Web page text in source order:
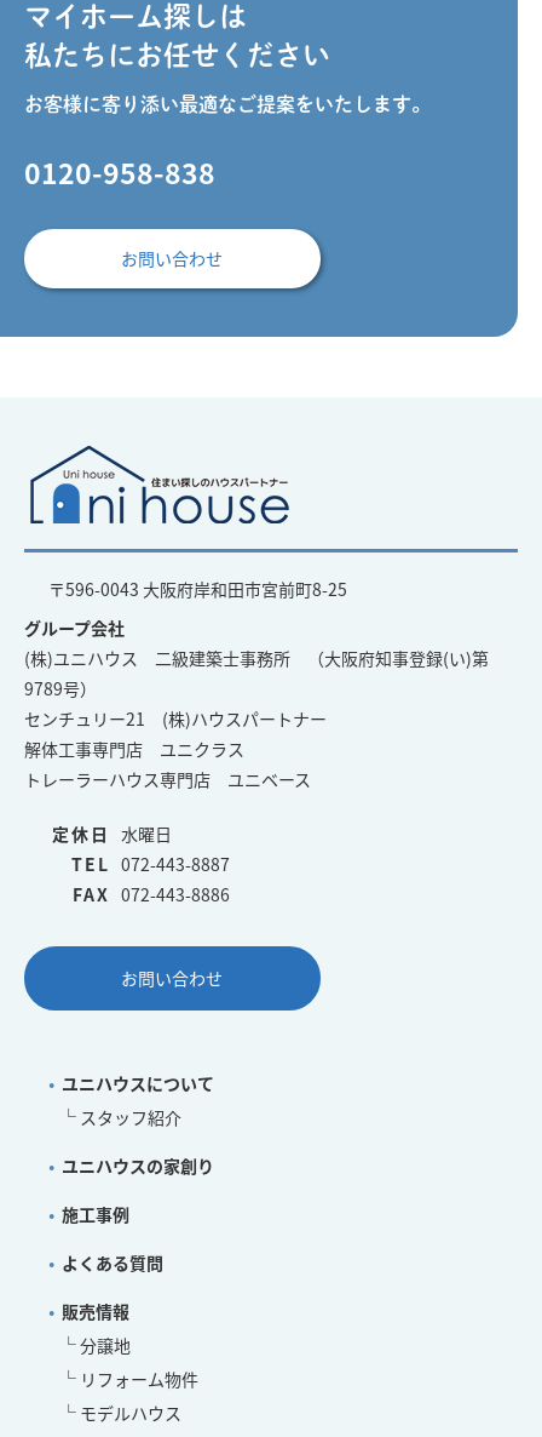
マイホーム探しは
私たちにお任せください
お客様に寄り添い最適なご提案をいたします。
0120-958-838
お問い合わせ
〒596-0043 大阪府岸和田市宮前町8-25
グループ会社
(株)ユニハウス 二級建築士事務所 （大阪府知事登録(い)第
9789号）
センチュリー21 (株)ハウスパートナー
解体工事専門店 ユニクラス
トレーラーハウス専門店 ユニベース
定休日
水曜日
TEL 072-443-8887
FAX 072-443-8886
お問い合わせ
ユニハウスについて
スタッフ紹介
ユニハウスの家創り
施工事例
よくある質問
販売情報
分譲地
リフォーム物件
モデルハウス